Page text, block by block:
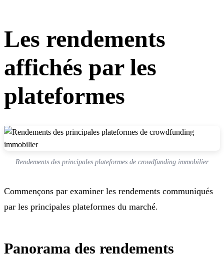
Les rendements
affichés par les
plateformes
Rendements des principales plateformes de crowdfunding immobilier
Commençons par examiner les rendements communiqués
par les principales plateformes du marché.
Panorama des rendements